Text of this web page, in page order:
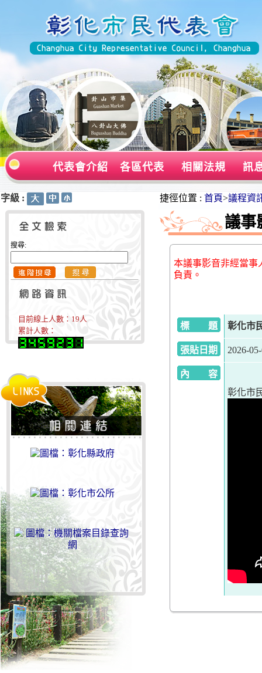
代表會介紹 各區代表 相關法規 訊
字級 :
搜尋:
目前線上人數： 19人
累計人數：
捷徑位置 : 首頁>議程資
議事
本議事影音非經當事
負責。
標 題 彰化市
張貼日期 2026-
內 容
彰化市